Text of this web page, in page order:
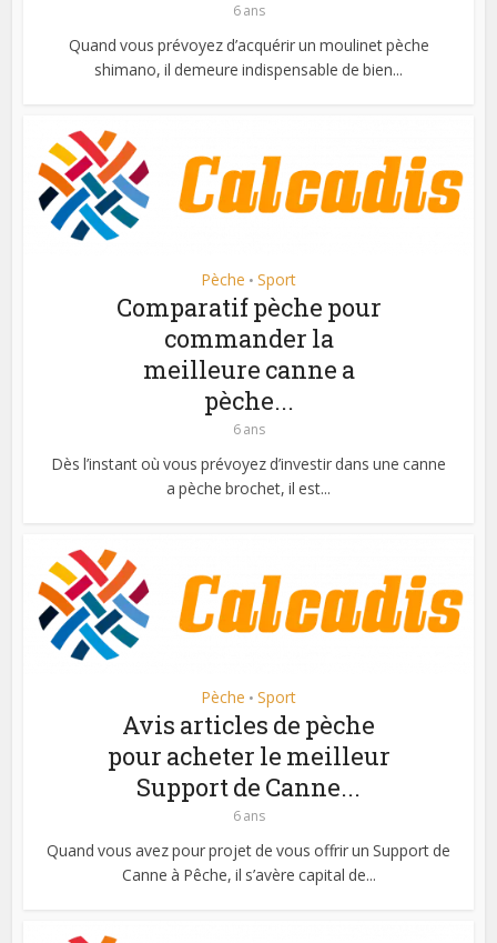
6 ans
Quand vous prévoyez d’acquérir un moulinet pèche
shimano, il demeure indispensable de bien...
Pèche • Sport
Comparatif pèche pour
commander la
meilleure canne a
pèche...
6 ans
Dès l’instant où vous prévoyez d’investir dans une canne
a pèche brochet, il est...
Pèche • Sport
Avis articles de pèche
pour acheter le meilleur
Support de Canne...
6 ans
Quand vous avez pour projet de vous offrir un Support de
Canne à Pêche, il s’avère capital de...